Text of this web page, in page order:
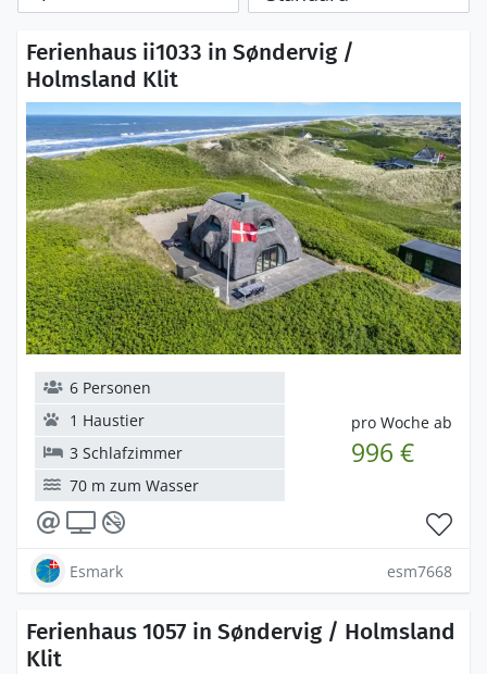
Ferienhaus ii1033 in Søndervig /
Holmsland Klit
pro Woche ab
996 €
6 Personen
1 Haustier
3 Schlafzimmer
70 m zum Wasser
Esmark esm7668
Ferienhaus 1057 in Søndervig / Holmsland
Klit